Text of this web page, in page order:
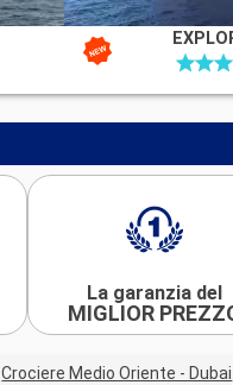
La garanzia del
MIGLIOR
Crociere Medio Oriente - Dubai